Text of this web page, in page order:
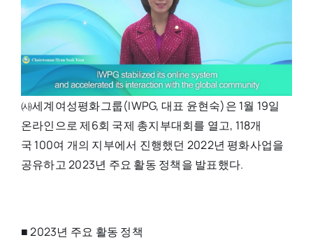
㈔세계여성평화그룹(IWPG, 대표 윤현숙)은 1월 19일
온라인으로 제6회 국제 총지부대회를 열고, 118개
국 100여 개의 지부에서 진행했던 2022년 평화사업을
공유하고 2023년 주요 활동 정책을 발표했다.
■ 2023년 주요 활동 정책